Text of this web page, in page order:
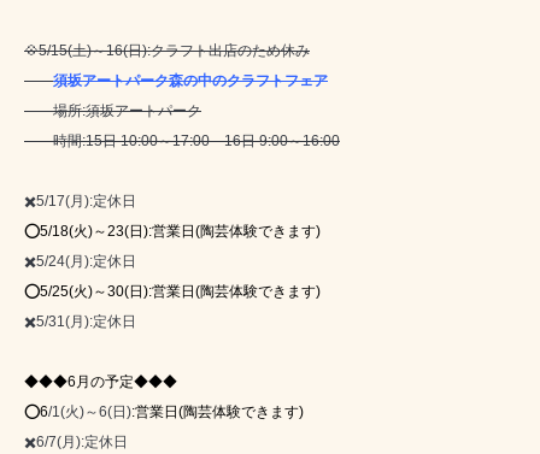
💠5/15(土)～16(日):クラフト出店のため休み
須坂アートパーク森の中のクラフトフェア
場所:須坂アートパーク
時間:15日 10:00～17:00 16日 9:00～16:00
✖️5/17(月):定休日
⭕5/18(火)～23(日):営業日(陶芸体験できます)
✖️5/24(月):定休日
⭕5/25(火)～30(日):営業日(陶芸体験できます)
✖️5/31(月):定休日
◆◆◆6月の予定◆◆◆
⭕6/1(火)～6(日):営業日(陶芸体験できます)
✖️6/7(月):定休日